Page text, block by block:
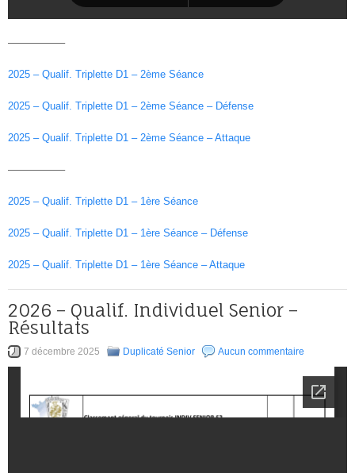
—————–
2025 – Qualif. Triplette D1 – 2ème Séance
2025 – Qualif. Triplette D1 – 2ème Séance – Défense
2025 – Qualif. Triplette D1 – 2ème Séance – Attaque
—————–
2025 – Qualif. Triplette D1 – 1ère Séance
2025 – Qualif. Triplette D1 – 1ère Séance – Défense
2025 – Qualif. Triplette D1 – 1ère Séance – Attaque
2026 – Qualif. Individuel Senior –
Résultats
7 décembre 2025 Duplicaté Senior Aucun commentaire